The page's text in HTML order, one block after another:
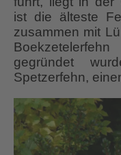
ist die älteste
zusammen mit
gegründet
Spetzerfehn,